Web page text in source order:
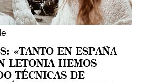
«TANTO EN ESPAÑA
LETONIA HEMOS
TÉCNICAS DE